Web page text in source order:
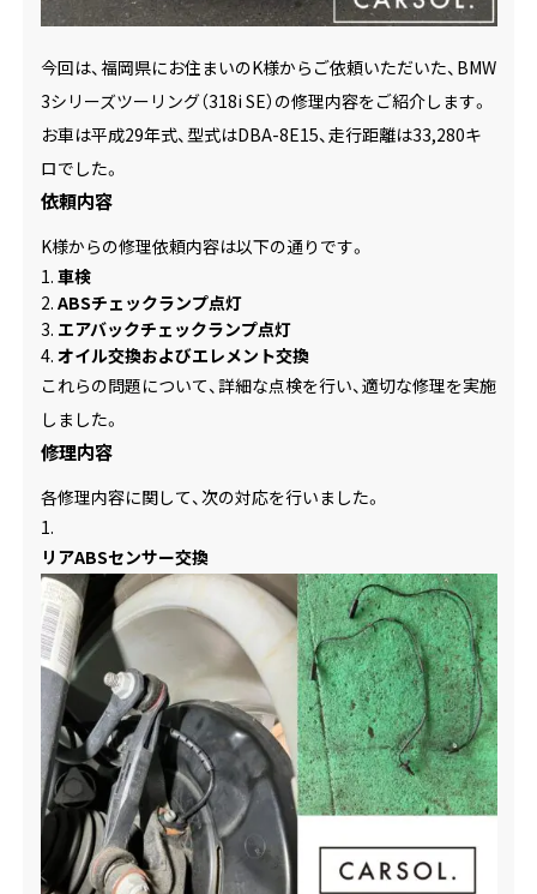
今回は、福岡県にお住まいのK様からご依頼いただいた、BMW
3シリーズツーリング（318i SE）の修理内容をご紹介します。
お車は平成29年式、型式はDBA-8E15、走行距離は33,280キ
ロでした。
依頼内容
K様からの修理依頼内容は以下の通りです。
車検
ABSチェックランプ点灯
エアバックチェックランプ点灯
オイル交換およびエレメント交換
これらの問題について、詳細な点検を行い、適切な修理を実施
しました。
修理内容
各修理内容に関して、次の対応を行いました。
リアABSセンサー交換